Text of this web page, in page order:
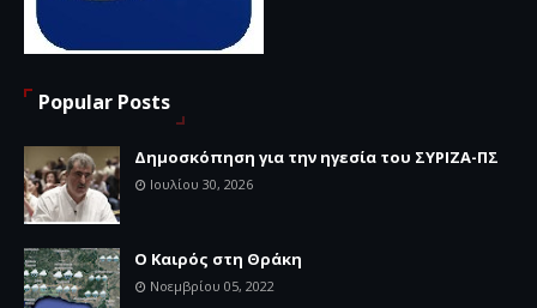
Popular Posts
Δημοσκόπηση για την ηγεσία του ΣΥΡΙΖΑ-ΠΣ
Ιουλίου 30, 2026
Ο Καιρός στη Θράκη
Νοεμβρίου 05, 2022